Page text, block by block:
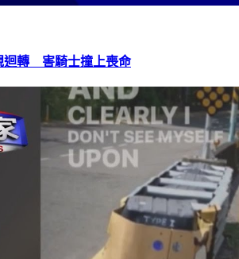
迴轉 害騎士撞上喪命